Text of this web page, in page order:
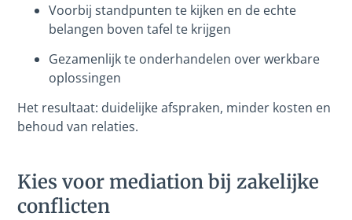
Voorbij standpunten te kijken en de echte
belangen boven tafel te krijgen
Gezamenlijk te onderhandelen over werkbare
oplossingen
Het resultaat: duidelijke afspraken, minder kosten en
behoud van relaties.
Kies voor mediation bij zakelijke
conflicten